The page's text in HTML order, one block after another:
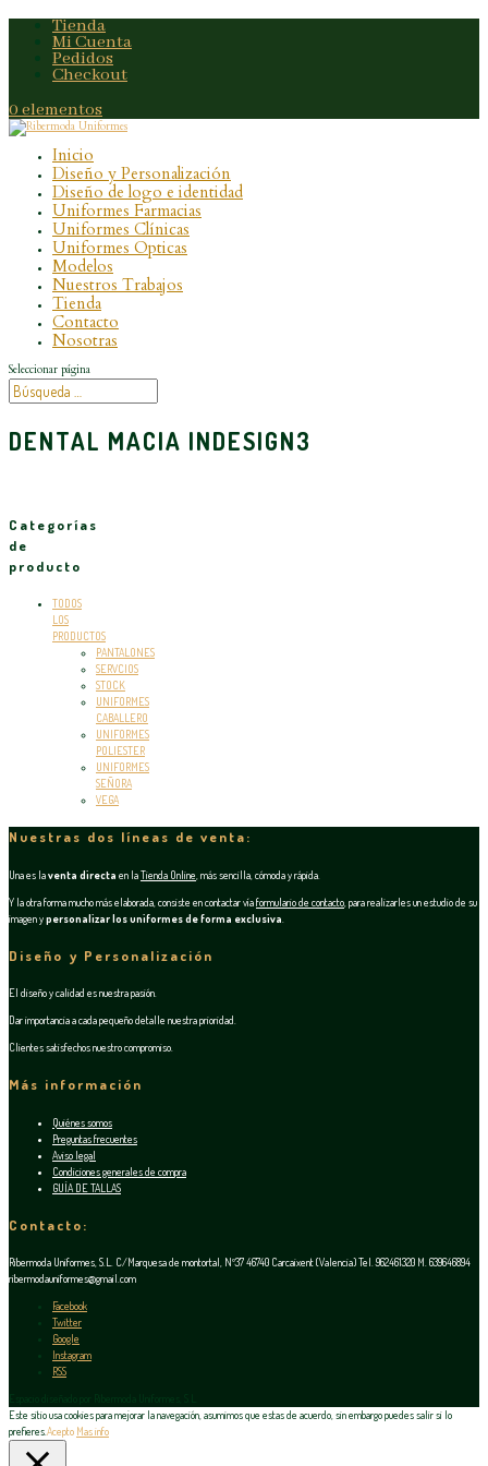
Tienda
Mi Cuenta
Pedidos
Checkout
0 elementos
Inicio
Diseño y Personalización
Diseño de logo e identidad
Uniformes Farmacias
Uniformes Clínicas
Uniformes Opticas
Modelos
Nuestros Trabajos
Tienda
Contacto
Nosotras
Seleccionar página
DENTAL MACIA INDESIGN3
Categorías
de
producto
TODOS
LOS
PRODUCTOS
PANTALONES
SERVCIOS
STOCK
UNIFORMES
CABALLERO
UNIFORMES
POLIESTER
UNIFORMES
SEÑORA
VEGA
Nuestras dos líneas de venta:
Una es laventa directa en laTienda Online , más sencilla, cómoda y rápida.
Y la otra forma mucho más elaborada, consiste en contactar víaformulario de contacto , para realizarles un estudio de su
imagen ypersonalizar los uniformes de forma exclusiva
Diseño y Personalización
El diseño y calidad es nuestra pasión.
Dar importancia a cada pequeño detalle nuestra prioridad.
Clientes satisfechos nuestro compromiso.
Más información
Quiénes somos
Preguntas frecuentes
Aviso legal
Condiciones generales de compra
GUÍA DE TALLAS
Contacto:
Ribermoda Uniformes, S.L. C/Marquesa de montortal, Nº37 46740 Carcaixent (Valencia) Tel. 962461320 M. 639646894
ribermodauniformes@gmail.com
Facebook
Twitter
Google
Instagram
RSS
Este sitio usa cookies para mejorar la navegación, asumimos que estas de acuerdo, sin embargo puedes salir si lo
prefieres.Acepto Mas info